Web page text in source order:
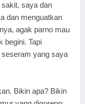
saya dan
dan menguatkan
agak parno mau
begini. Tapi
yang saya
Bikin apa? Bikin